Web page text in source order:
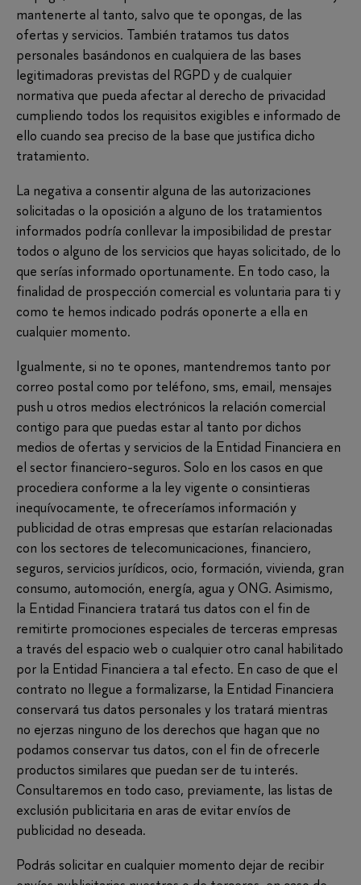
mantenerte al tanto, salvo que te opongas, de las
ofertas y servicios. También tratamos tus datos
personales basándonos en cualquiera de las bases
legitimadoras previstas del RGPD y de cualquier
normativa que pueda afectar al derecho de privacidad
cumpliendo todos los requisitos exigibles e informado de
ello cuando sea preciso de la base que justifica dicho
tratamiento.
La negativa a consentir alguna de las autorizaciones
solicitadas o la oposición a alguno de los tratamientos
informados podría conllevar la imposibilidad de prestar
todos o alguno de los servicios que hayas solicitado, de lo
que serías informado oportunamente. En todo caso, la
finalidad de prospección comercial es voluntaria para ti y
como te hemos indicado podrás oponerte a ella en
cualquier momento.
Igualmente, si no te opones, mantendremos tanto por
correo postal como por teléfono, sms, email, mensajes
push u otros medios electrónicos la relación comercial
contigo para que puedas estar al tanto por dichos
medios de ofertas y servicios de la Entidad Financiera en
el sector financiero-seguros. Solo en los casos en que
procediera conforme a la ley vigente o consintieras
inequívocamente, te ofreceríamos información y
publicidad de otras empresas que estarían relacionadas
con los sectores de telecomunicaciones, financiero,
seguros, servicios jurídicos, ocio, formación, vivienda, gran
consumo, automoción, energía, agua y ONG. Asimismo,
la Entidad Financiera tratará tus datos con el fin de
remitirte promociones especiales de terceras empresas
a través del espacio web o cualquier otro canal habilitado
por la Entidad Financiera a tal efecto. En caso de que el
contrato no llegue a formalizarse, la Entidad Financiera
conservará tus datos personales y los tratará mientras
no ejerzas ninguno de los derechos que hagan que no
podamos conservar tus datos, con el fin de ofrecerle
productos similares que puedan ser de tu interés.
Consultaremos en todo caso, previamente, las listas de
exclusión publicitaria en aras de evitar envíos de
publicidad no deseada.
Podrás solicitar en cualquier momento dejar de recibir